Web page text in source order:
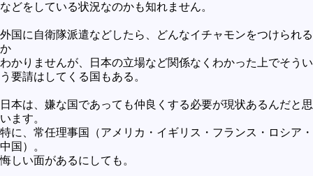
などをしている状況なのかも知れません。
外国に自衛隊派遣などしたら、どんなイチャモンをつけられる
か
わかりませんが、日本の立場など関係なくわかった上でそうい
う要請はしてくる国もある。
日本は、嫌な国であっても仲良くする必要が現状あるんだと思
います。
特に、常任理事国（アメリカ・イギリス・フランス・ロシア・
中国）。
悔しい面があるにしても。